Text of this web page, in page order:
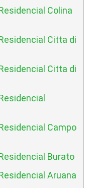
Colina
Citta di
Citta di
Campo
Burato
Aruana